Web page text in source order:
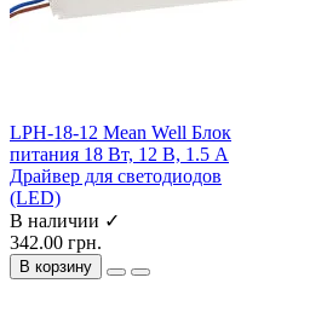
LPH-18-12 Mean Well Блок
питания 18 Вт, 12 В, 1.5 А
Драйвер для светодиодов
(LED)
В наличии ✓
342.00 грн.
В корзину